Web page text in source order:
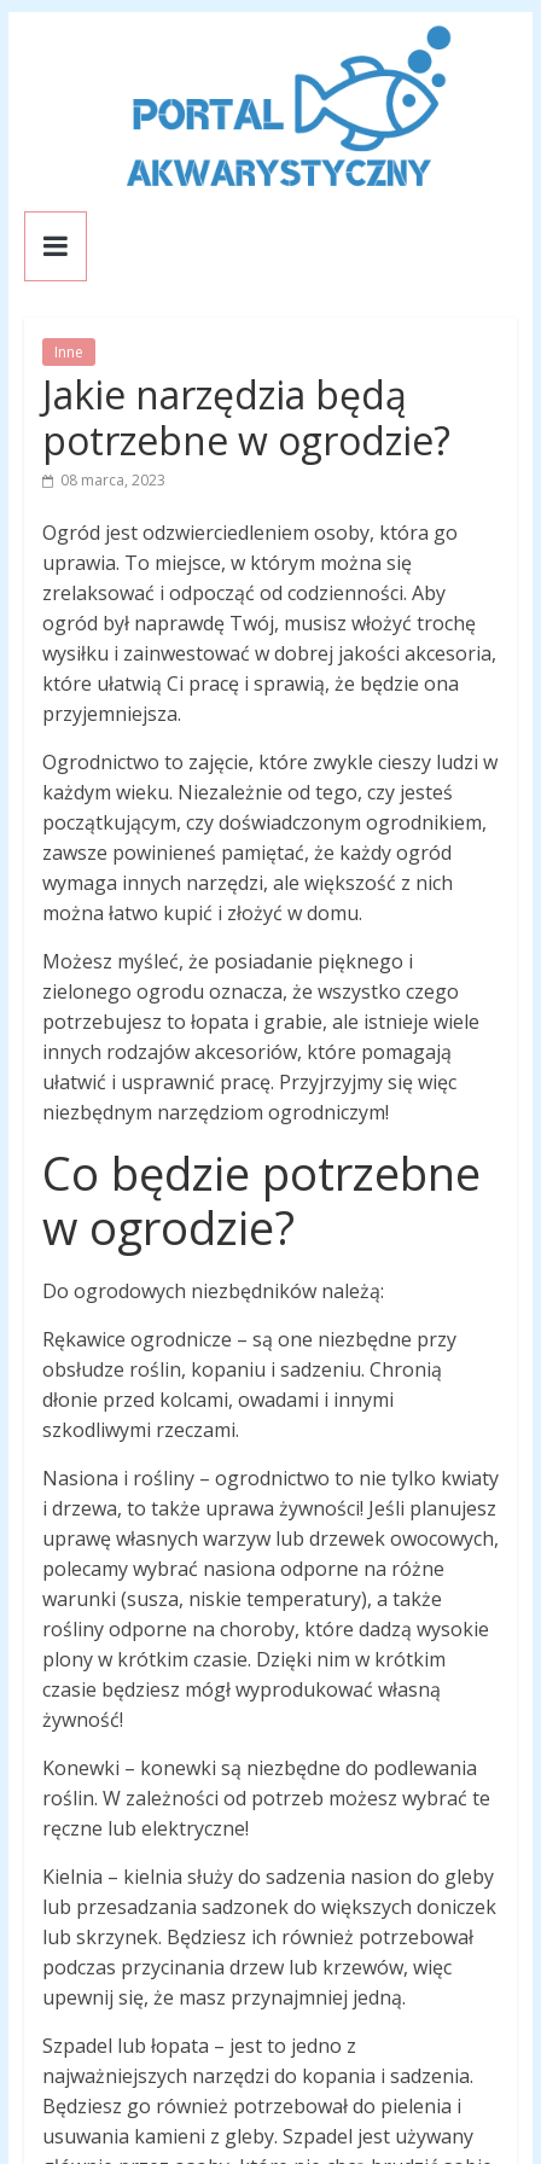
Portal
Portal
rybkach
akwariowych
Inne
Jakie narzędzia będą
potrzebne w ogrodzie?
08 marca, 2023
Ogród jest odzwierciedleniem osoby, która go
uprawia. To miejsce, w którym można się
zrelaksować i odpocząć od codzienności. Aby
ogród był naprawdę Twój, musisz włożyć trochę
wysiłku i zainwestować w dobrej jakości akcesoria,
które ułatwią Ci pracę i sprawią, że będzie ona
przyjemniejsza.
Ogrodnictwo to zajęcie, które zwykle cieszy ludzi w
każdym wieku. Niezależnie od tego, czy jesteś
początkującym, czy doświadczonym ogrodnikiem,
zawsze powinieneś pamiętać, że każdy ogród
wymaga innych narzędzi, ale większość z nich
można łatwo kupić i złożyć w domu.
Możesz myśleć, że posiadanie pięknego i
zielonego ogrodu oznacza, że wszystko czego
potrzebujesz to łopata i grabie, ale istnieje wiele
innych rodzajów akcesoriów, które pomagają
ułatwić i usprawnić pracę. Przyjrzyjmy się więc
niezbędnym narzędziom ogrodniczym!
Co będzie potrzebne
w ogrodzie?
Do ogrodowych niezbędników należą:
Rękawice ogrodnicze – są one niezbędne przy
obsłudze roślin, kopaniu i sadzeniu. Chronią
dłonie przed kolcami, owadami i innymi
szkodliwymi rzeczami.
Nasiona i rośliny – ogrodnictwo to nie tylko kwiaty
i drzewa, to także uprawa żywności! Jeśli planujesz
uprawę własnych warzyw lub drzewek owocowych,
polecamy wybrać nasiona odporne na różne
warunki (susza, niskie temperatury), a także
rośliny odporne na choroby, które dadzą wysokie
plony w krótkim czasie. Dzięki nim w krótkim
czasie będziesz mógł wyprodukować własną
żywność!
Konewki – konewki są niezbędne do podlewania
roślin. W zależności od potrzeb możesz wybrać te
ręczne lub elektryczne!
Kielnia – kielnia służy do sadzenia nasion do gleby
lub przesadzania sadzonek do większych doniczek
lub skrzynek. Będziesz ich również potrzebował
podczas przycinania drzew lub krzewów, więc
upewnij się, że masz przynajmniej jedną.
Szpadel lub łopata – jest to jedno z
najważniejszych narzędzi do kopania i sadzenia.
Będziesz go również potrzebował do pielenia i
usuwania kamieni z gleby. Szpadel jest używany